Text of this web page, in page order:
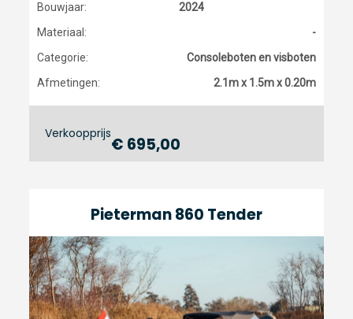
Bouwjaar:
2024
Materiaal:
-
Categorie:
Consoleboten en visboten
Afmetingen:
2.1m x 1.5m x 0.20m
Verkoopprijs
€ 695,00
Pieterman 860 Tender